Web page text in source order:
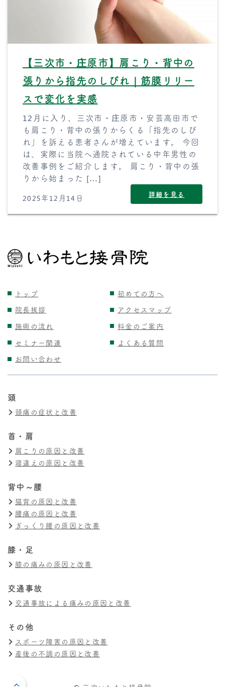
【三次市・庄原市】肩こり・背中の
張りから指先のしびれ｜筋膜リリー
スで変化を実感
12月に入り、三次市・庄原市・安芸高田市で
も肩こり・背中の張りからくる「指先のしび
れ」を訴える患者さんが増えています。 今回
は、実際に当院へ通院されている中年男性の
改善事例をご紹介します。 肩こり・背中の張
りから始まった […]
2025年12月14日 詳細を見る
トップ
初めての方へ
院長挨拶
アクセスマップ
施術の流れ
料金のご案内
セミナー関連
よくある質問
お問い合わせ
頭
頭痛の症状と改善
首・肩
肩こりの原因と改善
寝違えの原因と改善
背中～腰
猫背の原因と改善
腰痛の原因と改善
ぎっくり腰の原因と改善
膝・足
膝の痛みの原因と改善
交通事故
交通事故による痛みの原因と改善
その他
スポーツ障害の原因と改善
産後の不調の原因と改善